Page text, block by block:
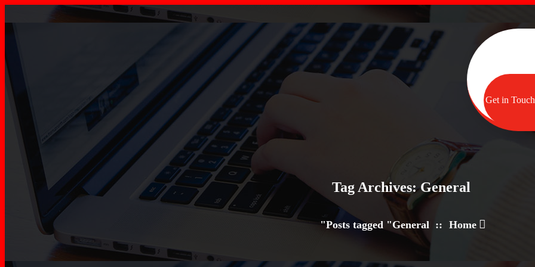
Get in Touch
Tag Archives: General
Home
::
Posts tagged "General"